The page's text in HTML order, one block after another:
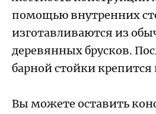
помощью внутренних
изготавливаются из
деревянных брусков.
барной стойки крепится
Вы можете оставить